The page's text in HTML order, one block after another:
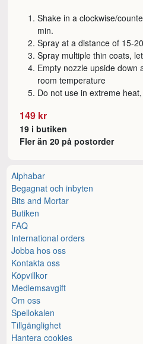
Shake in a clockwise/
min.
Spray at a distance of 15-
Spray multiple thin coats,
Empty nozzle upside down
room temperature
Do not use in extreme
149 kr
19 i butiken
Fler än 20 på postorder
Alphabar
Begagnat och inbyten
Bits and Mortar
Butiken
FAQ
International orders
Jobba hos oss
Kontakta oss
Köpvillkor
Medlemsavgift
Om oss
Spellokalen
Tillgänglighet
Hantera cookies